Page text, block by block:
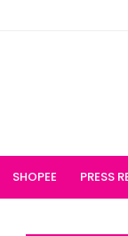
SHOPEE PRESS